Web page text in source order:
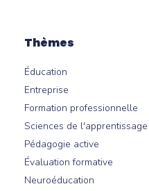
Thèmes
Éducation
Entreprise
Formation professionnelle
Sciences de l'apprentissage
Pédagogie active
Évaluation formative
Neuroéducation